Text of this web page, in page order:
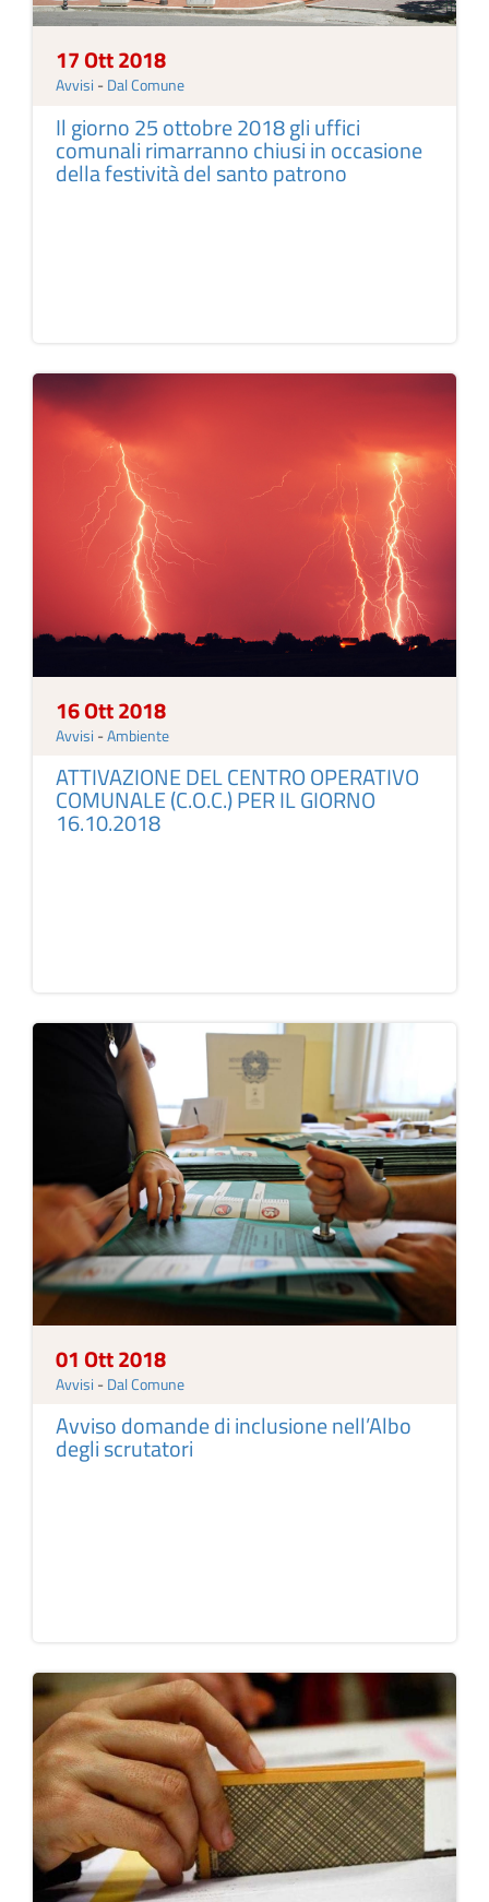
17 Ott 2018
Avvisi - Dal Comune
Il giorno 25 ottobre 2018 gli uffici
comunali rimarranno chiusi in occasione
della festività del santo patrono
16 Ott 2018
Avvisi -Ambiente
ATTIVAZIONE DEL CENTRO OPERATIVO
COMUNALE (C.O.C.) PER IL GIORNO
16.10.2018
01 Ott 2018
Avvisi - Dal Comune
Avviso domande di inclusione nell’Albo
degli scrutatori